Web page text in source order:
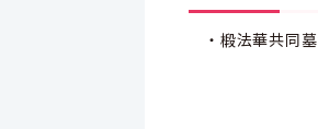
・椴法華共
総面積
区画